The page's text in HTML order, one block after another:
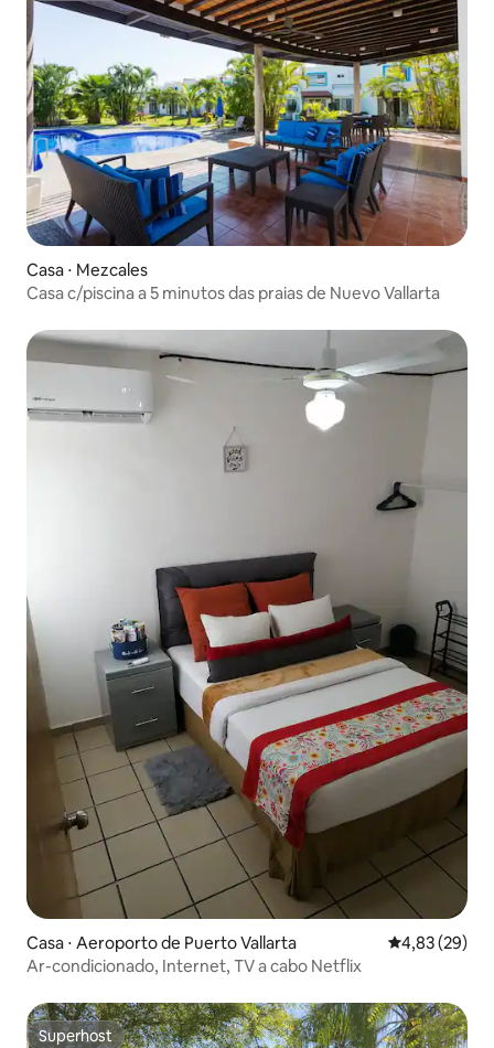
Casa ⋅ Mezcales
Casa c/piscina a 5 minutos das praias de Nuevo Vallarta
Casa ⋅ Aeroporto de Puerto Vallarta 4,83 de uma
4,83 (29)
Ar-condicionado, Internet, TV a cabo Netflix
Superhost